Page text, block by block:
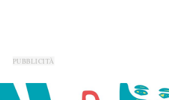
PUBBLICITÀ